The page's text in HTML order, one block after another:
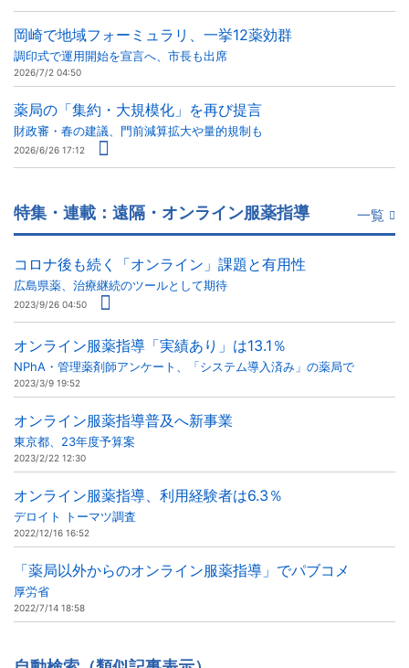
岡崎で地域フォーミュラリ、一挙12薬効群
調印式で運用開始を宣言へ、市長も出席
2026/7/2 04:50
薬局の「集約・大規模化」を再び提言
財政審・春の建議、門前減算拡大や量的規制も
2026/6/26 17:12
特集・連載：遠隔・オンライン服薬指導 一覧
コロナ後も続く「オンライン」課題と有用性
広島県薬、治療継続のツールとして期待
2023/9/26 04:50
オンライン服薬指導「実績あり」は13.1％
NPhA・管理薬剤師アンケート、「システム導入済み」の薬局で
2023/3/9 19:52
オンライン服薬指導普及へ新事業
東京都、23年度予算案
2023/2/22 12:30
オンライン服薬指導、利用経験者は6.3％
デロイト トーマツ調査
2022/12/16 16:52
「薬局以外からのオンライン服薬指導」でパブコメ
厚労省
2022/7/14 18:58